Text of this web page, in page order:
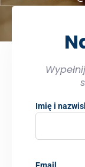
Imię i
Email